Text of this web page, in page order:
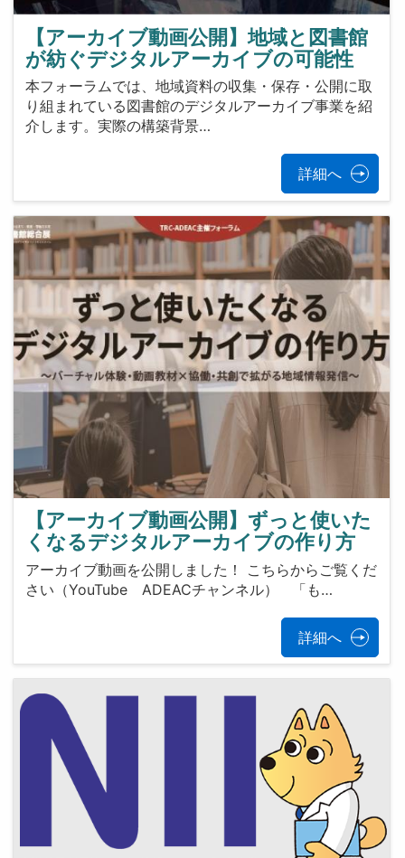
【アーカイブ動画公開】地域と図書館
が紡ぐデジタルアーカイブの可能性
本フォーラムでは、地域資料の収集・保存・公開に取
り組まれている図書館のデジタルアーカイブ事業を紹
介します。実際の構築背景…
詳細へ
【アーカイブ動画公開】ずっと使いた
くなるデジタルアーカイブの作り方
アーカイブ動画を公開しました！ こちらからご覧くだ
さい（YouTube ADEACチャンネル） 「も…
詳細へ